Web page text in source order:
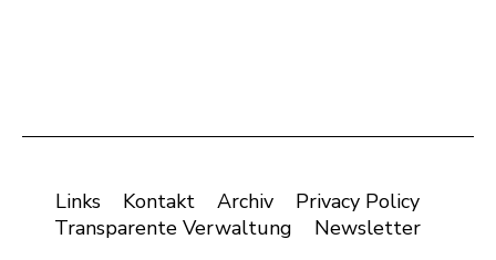
Links Kontakt Archiv
Privacy Policy
Transparente Verwaltung
Newsletter